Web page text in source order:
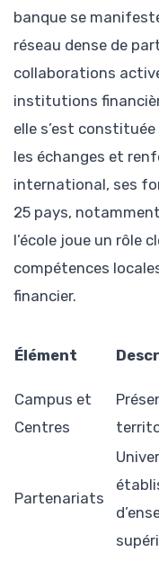
banque se
réseau dense de
collaborations
institutions
elle s’est
les échanges et
international, ses
25 pays,
l’école joue un rôle
compétences
financier.
Élément
Campus et
Centres
Partenariats